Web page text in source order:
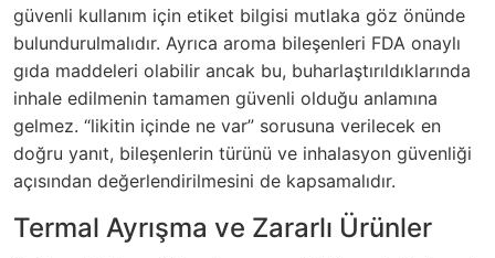
güvenli kullanım için etiket bilgisi mutlaka göz önünde
bulundurulmalıdır. Ayrıca aroma bileşenleri FDA onaylı
gıda maddeleri olabilir ancak bu, buharlaştırıldıklarında
inhale edilmenin tamamen güvenli olduğu anlamına
gelmez. “likitin içinde ne var” sorusuna verilecek en
doğru yanıt, bileşenlerin türünü ve inhalasyon güvenliği
açısından değerlendirilmesini de kapsamalıdır.
Termal Ayrışma ve Zararlı Ürünler